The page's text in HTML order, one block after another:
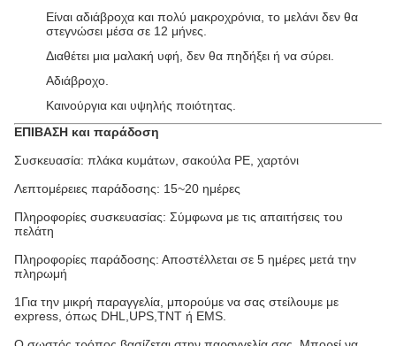
Είναι αδιάβροχα και πολύ μακροχρόνια, το μελάνι δεν θα
στεγνώσει μέσα σε 12 μήνες.
Διαθέτει μια μαλακή υφή, δεν θα πηδήξει ή να σύρει.
Αδιάβροχο.
Καινούργια και υψηλής ποιότητας.
ΕΠΙΒΑΣΗ και παράδοση
Συσκευασία: πλάκα κυμάτων, σακούλα PE, χαρτόνι
Λεπτομέρειες παράδοσης: 15~20 ημέρες
Πληροφορίες συσκευασίας: Σύμφωνα με τις απαιτήσεις του
πελάτη
Πληροφορίες παράδοσης: Αποστέλλεται σε 5 ημέρες μετά την
πληρωμή
1Για την μικρή παραγγελία, μπορούμε να σας στείλουμε με
express, όπως DHL,UPS,TNT ή EMS.